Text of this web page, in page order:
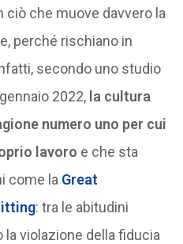
ciò che muove davvero la
perché rischiano in
secondo uno studio
2022, la cultura
numero uno per cui
lavoro e che sta
come la Great
: tra le abitudini
violazione della fiducia